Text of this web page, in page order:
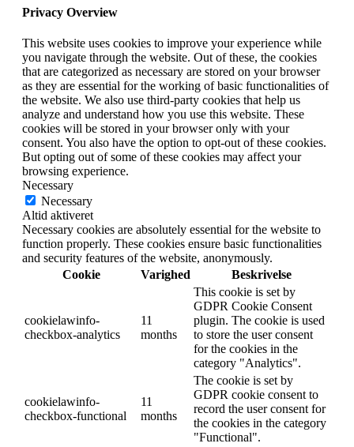
Privacy Overview
This website uses cookies to improve your experience while
you navigate through the website. Out of these, the cookies
that are categorized as necessary are stored on your browser
as they are essential for the working of basic functionalities of
the website. We also use third-party cookies that help us
analyze and understand how you use this website. These
cookies will be stored in your browser only with your
consent. You also have the option to opt-out of these cookies.
But opting out of some of these cookies may affect your
browsing experience.
Necessary
Necessary
Altid aktiveret
Necessary cookies are absolutely essential for the website to
function properly. These cookies ensure basic functionalities
and security features of the website, anonymously.
Cookie
Varighed Beskrivelse
cookielawinfo-
checkbox-analytics
11
months
This cookie is set by
GDPR Cookie Consent
plugin. The cookie is used
to store the user consent
for the cookies in the
category "Analytics".
cookielawinfo-
checkbox-functional
11
months
The cookie is set by
GDPR cookie consent to
record the user consent for
the cookies in the category
"Functional".